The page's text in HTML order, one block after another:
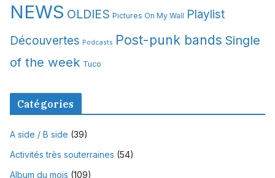
NEWS OLDIES Pictures On My Wall Playlist
Découvertes Podcasts Post-punk bands Single
of the week Tuco
Catégories
A side / B side (39)
Activités très souterraines (54)
Album du mois (109)